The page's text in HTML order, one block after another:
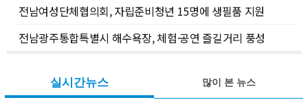
전남여성단체협의회, 자립준비청년 15명에 생필품 지원
전남광주통합특별시 해수욕장, 체험·공연 즐길거리 풍성
실시간뉴스 많이 본 뉴스